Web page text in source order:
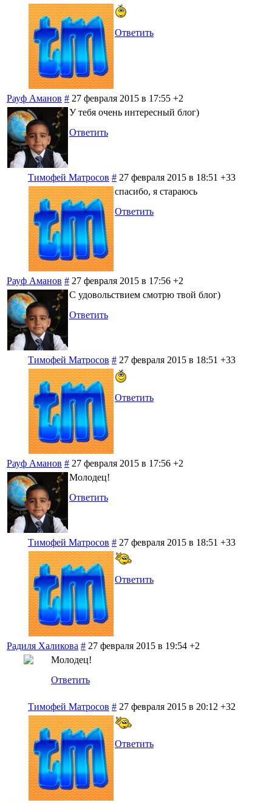
Ответить
Рауф Аманов # 27 февраля 2015 в 17:55 +2
У тебя очень интересный блог)
Ответить
Тимофей Матросов # 27 февраля 2015 в 18:51 +33
спасибо, я стараюсь
Ответить
Рауф Аманов # 27 февраля 2015 в 17:56 +2
С удовольствием смотрю твой блог)
Ответить
Тимофей Матросов # 27 февраля 2015 в 18:51 +33
Ответить
Рауф Аманов # 27 февраля 2015 в 17:56 +2
Молодец!
Ответить
Тимофей Матросов # 27 февраля 2015 в 18:51 +33
Ответить
Радиля Халикова # 27 февраля 2015 в 19:54 +2
Молодец!
Ответить
Тимофей Матросов # 27 февраля 2015 в 20:12 +32
Ответить